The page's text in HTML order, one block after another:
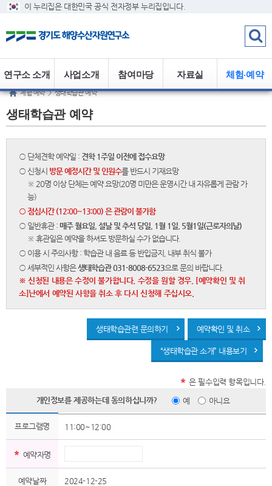
이 누리집은 대한민국 공식 전자정부 누리집입니다.
체험·예약
자료실
참여마당
사업소개
연구소 소개
체험·예약 > 생태학습관 예약
생태학습관 예약
○ 단체견학 예약일 : 견학 1주일 이전에 접수요망
○ 신청시 방문 예정시간 및 인원수를 반드시 기재요망
※ 20명 이상 단체는 예약 요망(20명 미만은 운영시간 내 자유롭게 관람 가
능)
○ 점심시간 (12:00~13:00) 은 관람이 불가함
○ 일반휴관 : 매주 월요일, 설날 및 추석 당일, 1월 1일, 5월1일(근로자의날)
※ 휴관일은 예약을 하셔도 방문하실 수가 없습니다.
○ 이용 시 주의사항 : 학습관 내 음료 등 반입금지, 내부 취식 불가
○ 세부적인 사항은생태학습관 031-8008-6523으로 문의 바랍니다.
※ 신청된 내용은 수정이 불가합니다. 수정을 원할 경우, [예약확인 및 취
소]난에서 예약된 사항을 취소 후 다시 신청해 주십시오.
예약확인 및 취소
생태학습관련 문의하기
“생태학습관 소개” 내용보기
* 은 필수입력 항목입니다.
개인정보를 제공하는데 동의하십니까?
예 아니요
프로그램명 11:00~12:00
* 예약자명
예약날짜 2024-12-25